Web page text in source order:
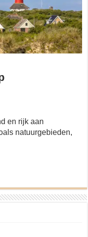
en rijk aan
natuurgebieden,